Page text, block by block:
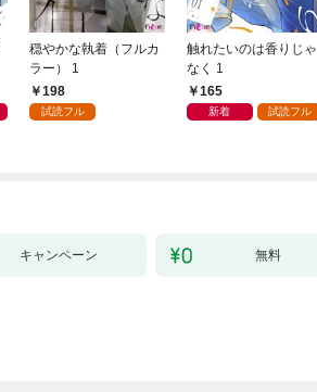
穏やかな執着（フルカ
ラー） 1
198
試読フル
触れたいのは香りじゃ
なく 1
165
新着 試読フル
キャンペーン 無料